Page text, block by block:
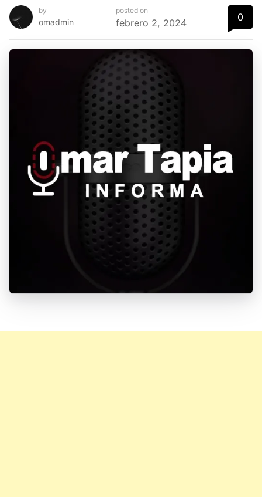
by
omadmin
posted on
febrero 2, 2024 0